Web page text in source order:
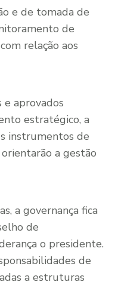
e de tomada de
de
relação aos
e aprovados
estratégico, a
instrumentos de
a gestão
a governança fica
de
o presidente.
de
a estruturas